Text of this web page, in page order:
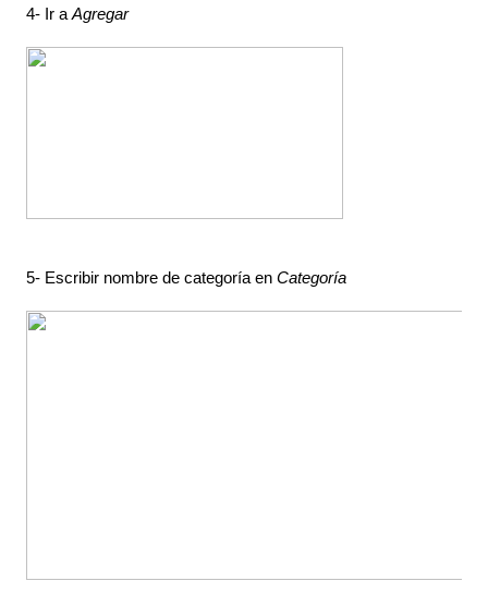
4- Ir a Agregar
5- Escribir nombre de categoría en Categoría